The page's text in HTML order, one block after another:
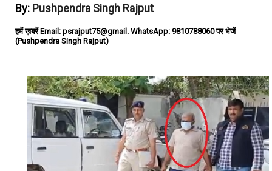
By: Pushpendra Singh Rajput
हमें ख़बरें Email: psrajput75@gmail. WhatsApp: 9810788060 पर भेजें
(Pushpendra Singh Rajput)